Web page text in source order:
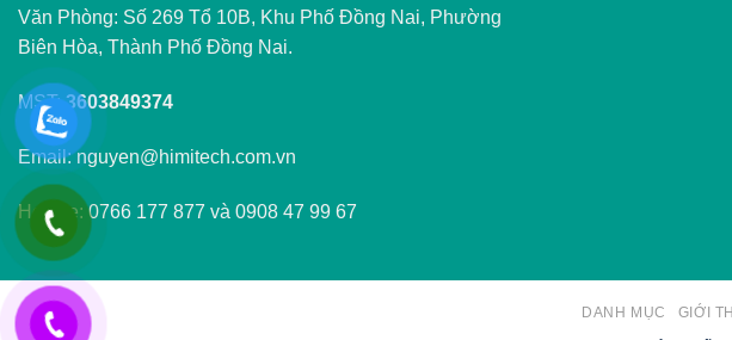
Văn Phòng: Số 269 Tổ 10B, Khu Phố Đồng Nai, Phường
Biên Hòa, Thành Phố Đồng Nai.
MST:3603849374
Email: nguyen@himitech.com.vn
Hotline: 0766 177 877 và 0908 47 99 67
DANH MỤC GIỚI